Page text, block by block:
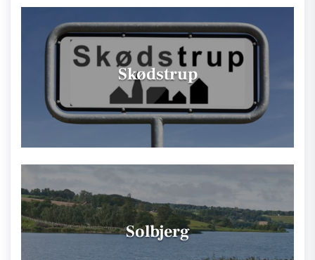
Skødstrup
Solbjerg